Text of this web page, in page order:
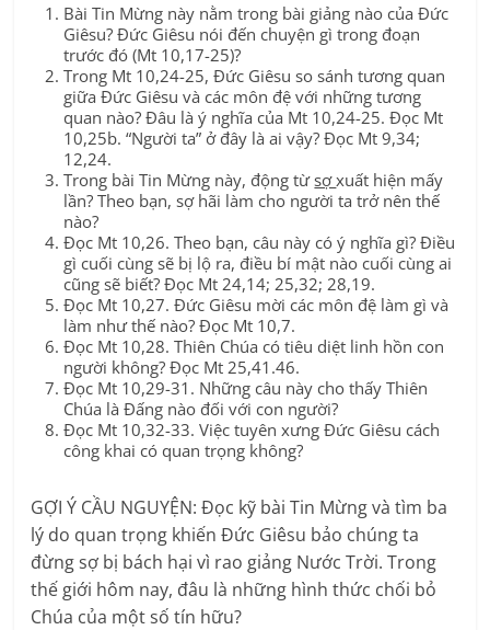
Bài Tin Mừng này nằm trong bài giảng nào của Đức
Giêsu? Đức Giêsu nói đến chuyện gì trong đoạn
trước đó (Mt 10,17-25)?
Trong Mt 10,24-25, Đức Giêsu so sánh tương quan
giữa Đức Giêsu và các môn đệ với những tương
quan nào? Đâu là ý nghĩa của Mt 10,24-25. Đọc Mt
10,25b. “Người ta” ở đây là ai vậy? Đọc Mt 9,34;
12,24.
Trong bài Tin Mừng này, động từsợxuất hiện mấy
lần? Theo bạn, sợ hãi làm cho người ta trở nên thế
nào?
Đọc Mt 10,26. Theo bạn, câu này có ý nghĩa gì? Điều
gì cuối cùng sẽ bị lộ ra, điều bí mật nào cuối cùng ai
cũng sẽ biết? Đọc Mt 24,14; 25,32; 28,19.
Đọc Mt 10,27. Đức Giêsu mời các môn đệ làm gì và
làm như thế nào? Đọc Mt 10,7.
Đọc Mt 10,28. Thiên Chúa có tiêu diệt linh hồn con
người không? Đọc Mt 25,41.46.
Đọc Mt 10,29-31. Những câu này cho thấy Thiên
Chúa là Đấng nào đối với con người?
Đọc Mt 10,32-33. Việc tuyên xưng Đức Giêsu cách
công khai có quan trọng không?
GỢI Ý CẦU NGUYỆN: Đọc kỹ bài Tin Mừng và tìm ba
lý do quan trọng khiến Đức Giêsu bảo chúng ta
đừng sợ bị bách hại vì rao giảng Nước Trời. Trong
thế giới hôm nay, đâu là những hình thức chối bỏ
Chúa của một số tín hữu?